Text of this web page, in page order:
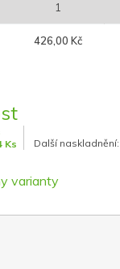
1
426,00 Kč
Ks Další naskladnění:
varianty